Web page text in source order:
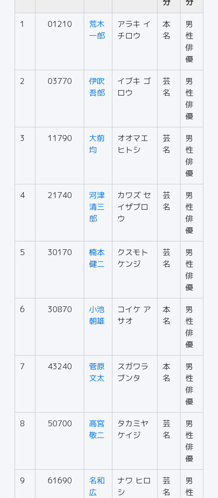
1 01210
荒木
一郎
アラキ イ
チロウ
本
名
男
性
俳
優
2 03770
伊吹
吾郎
イブキ ゴ
ロウ
芸
名
男
性
俳
優
3 11790
大前
均
オオマエ
ヒトシ
芸
名
男
性
俳
優
4 21740
河津
清三
郎
カワズ セ
イザブロ
ウ
芸
名
男
性
俳
優
5 30170
楠本
健二
クスモト
ケンジ
芸
名
男
性
俳
優
6 30870
小池
朝雄
コイケ ア
サオ
本
名
男
性
俳
優
7 43240
菅原
文太
スガワラ
ブンタ
本
名
男
性
俳
優
8 50700
高宮
敬二
タカミヤ
ケイジ
芸
名
男
性
俳
優
9 61690
名和
広
ナワ ヒロ
シ
芸
名
男
性